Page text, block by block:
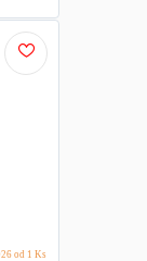
od 1 Ks